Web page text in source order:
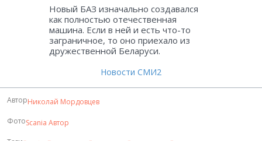
Новый БАЗ изначально создавался
как полностью отечественная
машина. Если в ней и есть что-то
заграничное, то оно приехало из
дружественной Беларуси.
Новости СМИ2
АвторНиколай Мордовцев
ФотоScania Автор